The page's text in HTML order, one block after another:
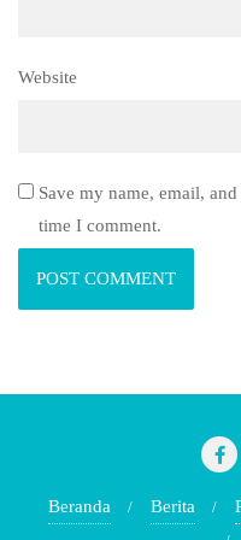
Website
Save my name, email,
time I comment.
Beranda Berita